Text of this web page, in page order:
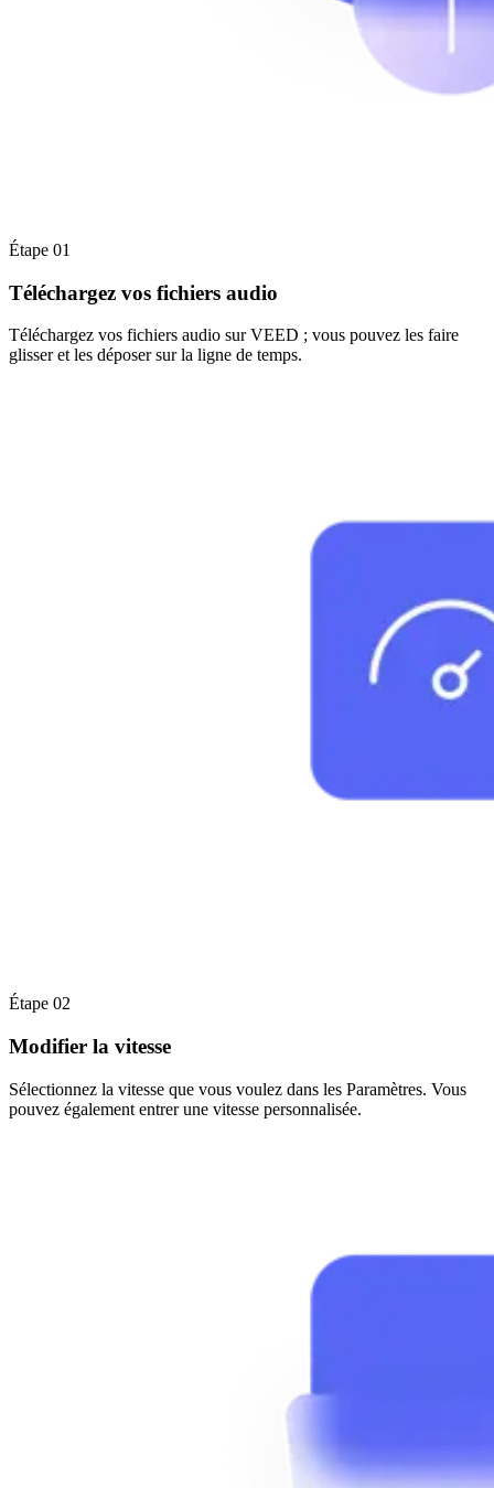
Étape 01
Téléchargez vos fichiers audio
Téléchargez vos fichiers audio sur VEED ; vous pouvez les faire
glisser et les déposer sur la ligne de temps.
Étape 02
Modifier la vitesse
Sélectionnez la vitesse que vous voulez dans les Paramètres. Vous
pouvez également entrer une vitesse personnalisée.